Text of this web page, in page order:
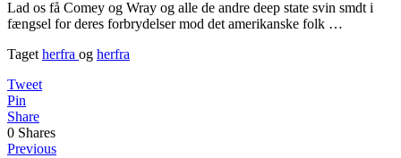
Lad os få Comey og Wray og alle de andre deep state svin smdt i
fængsel for deres forbrydelser mod det amerikanske folk …
Taget herfra og herfra
Tweet
Pin
Share
0 Shares
Previous